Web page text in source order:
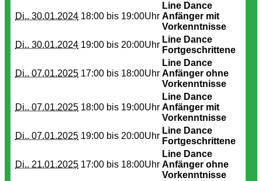
Di.. 30.01.2024 18:00 bis 19:00Uhr
Line Dance
Anfänger mit
Vorkenntnisse
Di.. 30.01.2024 19:00 bis 20:00Uhr
Line Dance
Fortgeschrittene
Di.. 07.01.2025 17:00 bis 18:00Uhr
Line Dance
Anfänger ohne
Vorkenntnisse
Di.. 07.01.2025 18:00 bis 19:00Uhr
Line Dance
Anfänger mit
Vorkenntnisse
Di.. 07.01.2025 19:00 bis 20:00Uhr
Line Dance
Fortgeschrittene
Di.. 21.01.2025 17:00 bis 18:00Uhr
Line Dance
Anfänger ohne
Vorkenntnisse